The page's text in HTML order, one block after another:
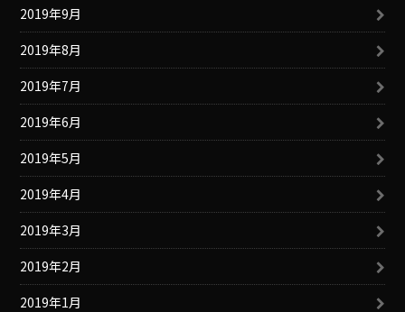
2019年9月
2019年8月
2019年7月
2019年6月
2019年5月
2019年4月
2019年3月
2019年2月
2019年1月